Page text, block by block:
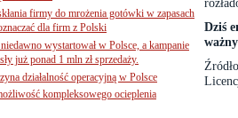
Dziś
firmy do mrożenia gotówki w zapasach
dla firm z Polski
wystartował w Polsce, a kampanie
już ponad 1 mln zł sprzedaży.
działalność operacyjną w Polsce
kompleksowego ocieplenia